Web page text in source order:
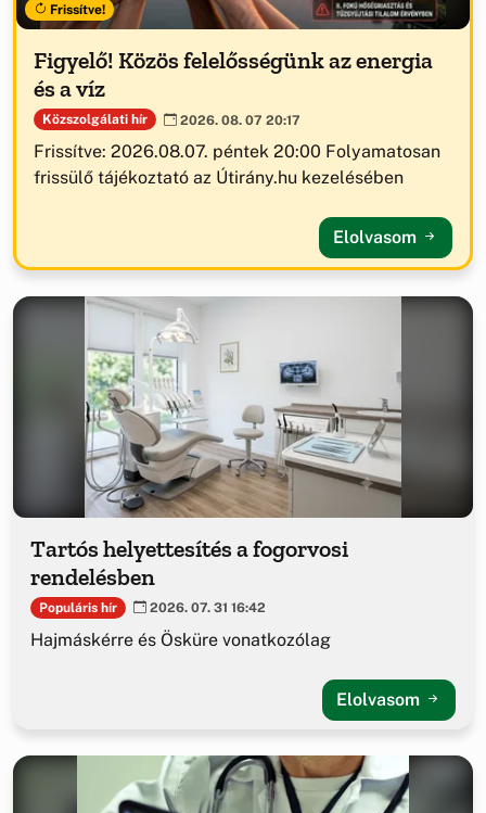
Frissítve!
Figyelő! Közös felelősségünk az energia
és a víz
Közszolgálati hír 2026. 08. 07 20:17
Frissítve: 2026.08.07. péntek 20:00 Folyamatosan
frissülő tájékoztató az Útirány.hu kezelésében
Elolvasom
Tartós helyettesítés a fogorvosi
rendelésben
Populáris hír 2026. 07. 31 16:42
Hajmáskérre és Ösküre vonatkozólag
Elolvasom